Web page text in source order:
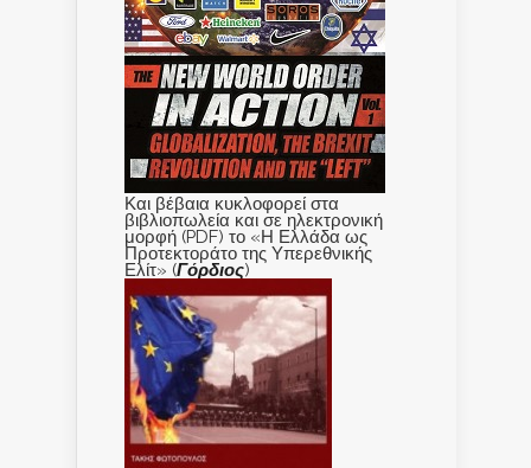
Και βέβαια κυκλοφορεί στα
βιβλιοπωλεία και σε ηλεκτρονική
μορφή (PDF) το «Η Ελλάδα ως
Προτεκτοράτο της Υπερεθνικής
Ελίτ» (Γόρδιος)